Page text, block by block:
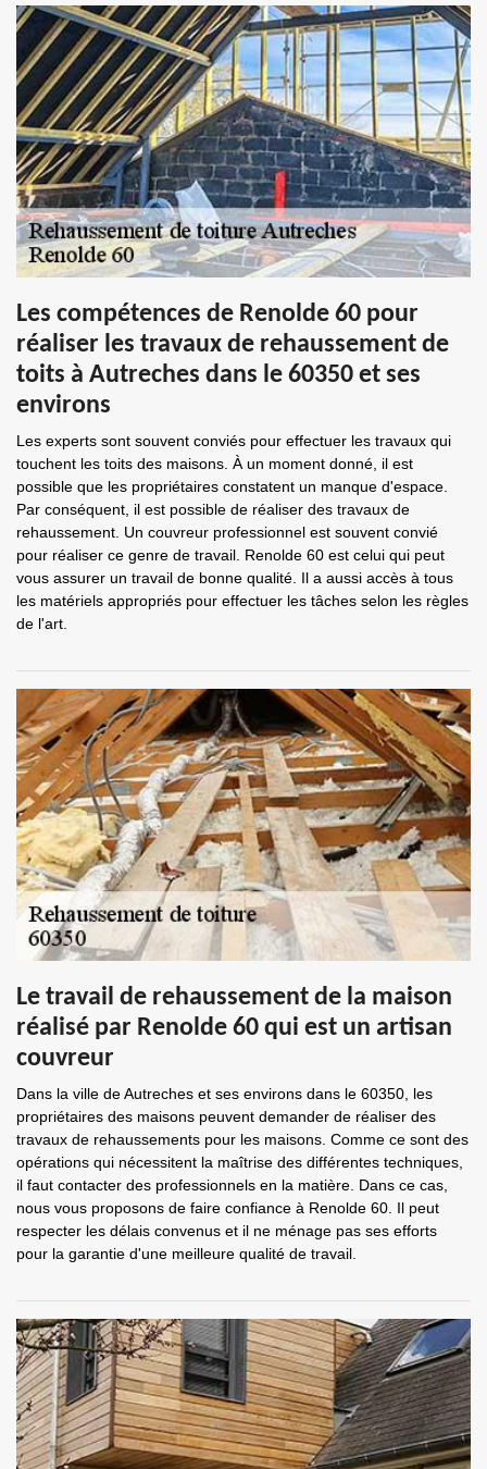
Les compétences de Renolde 60 pour
réaliser les travaux de rehaussement de
toits à Autreches dans le 60350 et ses
environs
Les experts sont souvent conviés pour effectuer les travaux qui
touchent les toits des maisons. À un moment donné, il est
possible que les propriétaires constatent un manque d'espace.
Par conséquent, il est possible de réaliser des travaux de
rehaussement. Un couvreur professionnel est souvent convié
pour réaliser ce genre de travail. Renolde 60 est celui qui peut
vous assurer un travail de bonne qualité. Il a aussi accès à tous
les matériels appropriés pour effectuer les tâches selon les règles
de l'art.
Le travail de rehaussement de la maison
réalisé par Renolde 60 qui est un artisan
couvreur
Dans la ville de Autreches et ses environs dans le 60350, les
propriétaires des maisons peuvent demander de réaliser des
travaux de rehaussements pour les maisons. Comme ce sont des
opérations qui nécessitent la maîtrise des différentes techniques,
il faut contacter des professionnels en la matière. Dans ce cas,
nous vous proposons de faire confiance à Renolde 60. Il peut
respecter les délais convenus et il ne ménage pas ses efforts
pour la garantie d'une meilleure qualité de travail.